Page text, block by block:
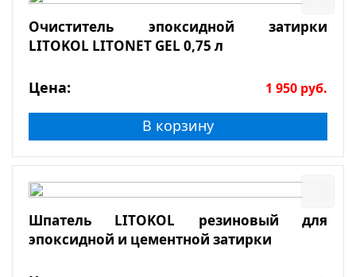
Очиститель эпоксидной затирки
LITOKOL LITONET GEL 0,75 л
Цена: 1 950 руб.
В корзину
Шпатель LITOKOL резиновый для
эпоксидной и цементной затирки